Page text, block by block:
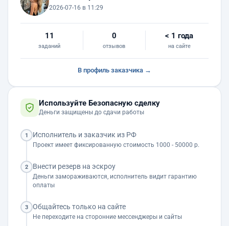
2026-07-16 в 11:29
11
заданий
0
отзывов
< 1 года
на сайте
В профиль заказчика →
Используйте Безопасную сделку
Деньги защищены до сдачи работы
1 Исполнитель и заказчик из РФ
Проект имеет фиксированную стоимость 1000 - 50000 р.
2 Внести резерв на эскроу
Деньги замораживаются, исполнитель видит гарантию
оплаты
3 Общайтесь только на сайте
Не переходите на сторонние мессенджеры и сайты